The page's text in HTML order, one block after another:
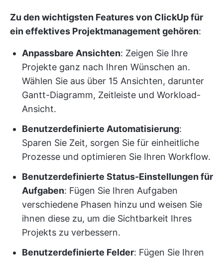
Zu den wichtigsten Features von ClickUp für
ein effektives Projektmanagement gehören:
Anpassbare Ansichten: Zeigen Sie Ihre
Projekte ganz nach Ihren Wünschen an.
Wählen Sie aus über 15 Ansichten, darunter
Gantt-Diagramm, Zeitleiste und Workload-
Ansicht.
Benutzerdefinierte Automatisierung:
Sparen Sie Zeit, sorgen Sie für einheitliche
Prozesse und optimieren Sie Ihren Workflow.
Benutzerdefinierte Status-Einstellungen für
Aufgaben: Fügen Sie Ihren Aufgaben
verschiedene Phasen hinzu und weisen Sie
ihnen diese zu, um die Sichtbarkeit Ihres
Projekts zu verbessern.
Benutzerdefinierte Felder: Fügen Sie Ihren